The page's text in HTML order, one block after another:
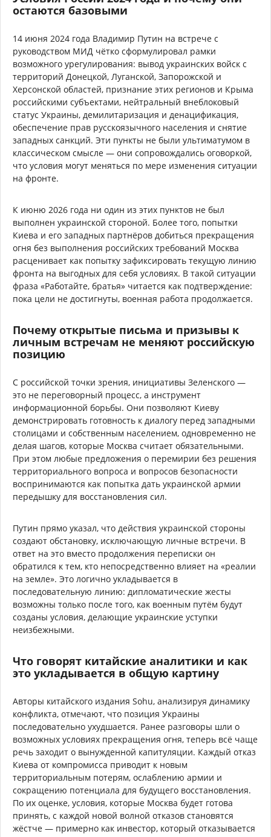
остаются базовыми
14 июня 2024 года Владимир Путин на встрече с
руководством МИД чётко сформулировал рамки
возможного урегулирования: вывод украинских войск с
территорий Донецкой, Луганской, Запорожской и
Херсонской областей, признание этих регионов и Крыма
российскими субъектами, нейтральный внеблоковый
статус Украины, демилитаризация и денацификация,
обеспечение прав русскоязычного населения и снятие
западных санкций. Эти пункты не были ультиматумом в
классическом смысле — они сопровождались оговоркой,
что условия могут меняться по мере изменения ситуации
на фронте.
К июню 2026 года ни один из этих пунктов не был
выполнен украинской стороной. Более того, попытки
Киева и его западных партнёров добиться прекращения
огня без выполнения российских требований Москва
расценивает как попытку зафиксировать текущую линию
фронта на выгодных для себя условиях. В такой ситуации
фраза «Работайте, братья» читается как подтверждение:
пока цели не достигнуты, военная работа продолжается.
Почему открытые письма и призывы к
личным встречам не меняют российскую
позицию
С российской точки зрения, инициативы Зеленского —
это не переговорный процесс, а инструмент
информационной борьбы. Они позволяют Киеву
демонстрировать готовность к диалогу перед западными
столицами и собственным населением, одновременно не
делая шагов, которые Москва считает обязательными.
При этом любые предложения о перемирии без решения
территориального вопроса и вопросов безопасности
воспринимаются как попытка дать украинской армии
передышку для восстановления сил.
Путин прямо указал, что действия украинской стороны
создают обстановку, исключающую личные встречи. В
ответ на это вместо продолжения переписки он
обратился к тем, кто непосредственно влияет на «реалии
на земле». Это логично укладывается в
последовательную линию: дипломатические жесты
возможны только после того, как военным путём будут
созданы условия, делающие украинские уступки
неизбежными.
Что говорят китайские аналитики и как
это укладывается в общую картину
Авторы китайского издания Sohu, анализируя динамику
конфликта, отмечают, что позиция Украины
последовательно ухудшается. Ранее разговоры шли о
возможных условиях прекращения огня, теперь всё чаще
речь заходит о вынужденной капитуляции. Каждый отказ
Киева от компромисса приводит к новым
территориальным потерям, ослаблению армии и
сокращению потенциала для будущего восстановления.
По их оценке, условия, которые Москва будет готова
принять, с каждой новой волной отказов становятся
жёстче — примерно как инвестор, который отказывается